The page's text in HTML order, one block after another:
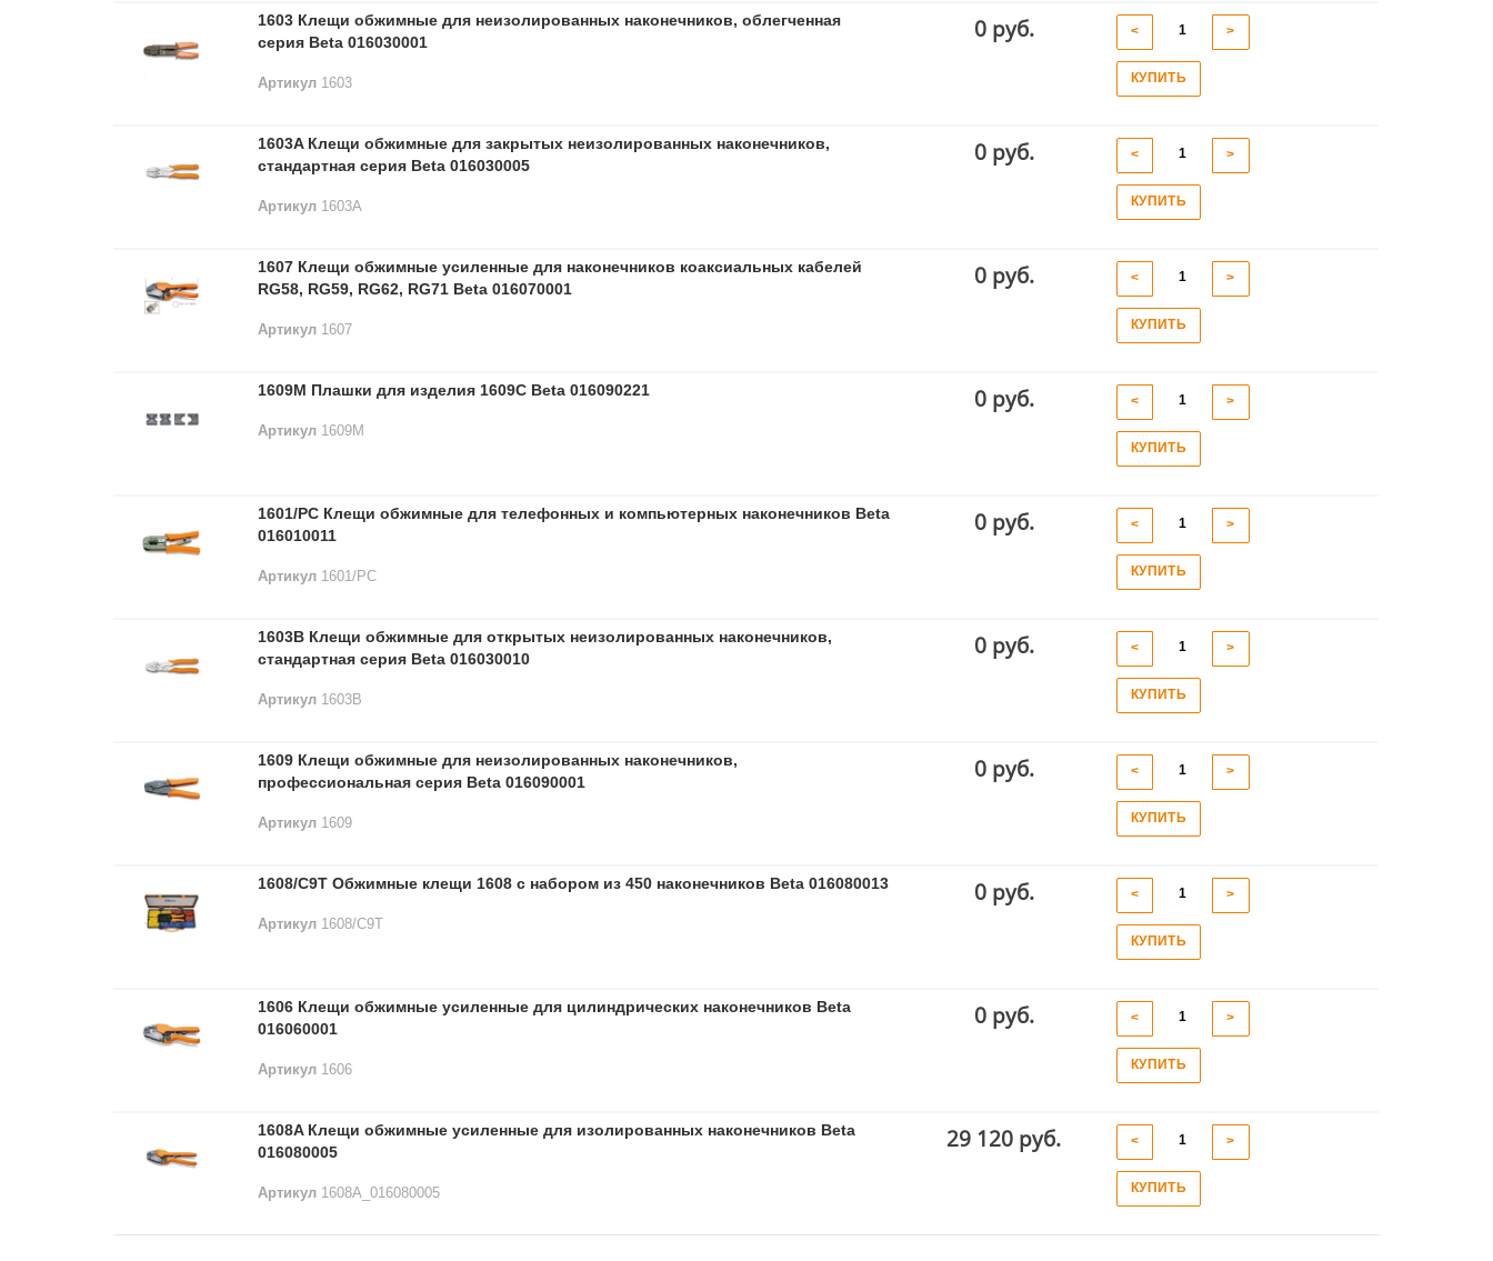
1603 Клещи обжимные для неизолированных наконечников, облегченная
серия Beta 016030001
Артикул 1603
0 руб. < >
КУПИТЬ
1603A Клещи обжимные для закрытых неизолированных наконечников,
стандартная серия Beta 016030005
Артикул 1603A
0 руб. < >
КУПИТЬ
1607 Клещи обжимные усиленные для наконечников коаксиальных кабелей
RG58, RG59, RG62, RG71 Beta 016070001
Артикул 1607
0 руб. < >
КУПИТЬ
1609M Плашки для изделия 1609C Beta 016090221
Артикул 1609M
0 руб. < >
КУПИТЬ
1601/PC Клещи обжимные для телефонных и компьютерных наконечников Beta
016010011
Артикул 1601/PC
0 руб. < >
КУПИТЬ
1603B Клещи обжимные для открытых неизолированных наконечников,
стандартная серия Beta 016030010
Артикул 1603B
0 руб. < >
КУПИТЬ
1609 Клещи обжимные для неизолированных наконечников,
профессиональная серия Beta 016090001
Артикул 1609
0 руб. < >
КУПИТЬ
1608/C9T Обжимные клещи 1608 с набором из 450 наконечников Beta 016080013
Артикул 1608/C9T
0 руб. < >
КУПИТЬ
1606 Клещи обжимные усиленные для цилиндрических наконечников Beta
016060001
Артикул 1606
0 руб. < >
КУПИТЬ
1608A Клещи обжимные усиленные для изолированных наконечников Beta
016080005
Артикул 1608A_016080005
29 120 руб. < >
КУПИТЬ